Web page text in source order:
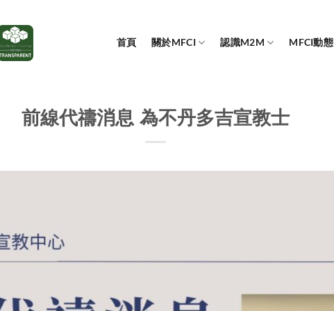
首頁 關於MFCI 認識M2M MFCI動態
前線代禱消息 為不丹多吉宣教士